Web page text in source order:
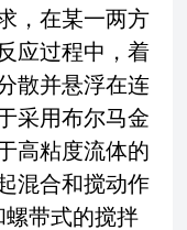
，在某一两方
应过程中，着
散并悬浮在连
采用布尔马金
高粘度流体的
混合和搅动作
螺带式的搅拌